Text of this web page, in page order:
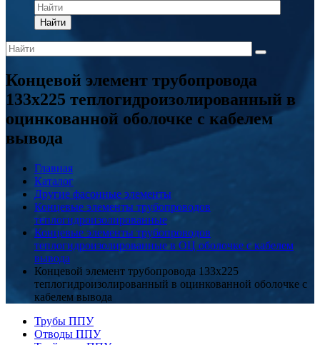
Найти
Концевой элемент трубопровода
133x225 теплогидроизолированный в
оцинкованной оболочке с кабелем
вывода
Главная
Каталог
Другие фасонные элементы
Концевые элементы трубопроводов
теплогидроизолированные
Концевые элементы трубопроводов
теплогидроизолированные в ОЦ оболочке с кабелем
вывода
Концевой элемент трубопровода 133x225
теплогидроизолированный в оцинкованной оболочке с
кабелем вывода
Трубы ППУ
Отводы ППУ